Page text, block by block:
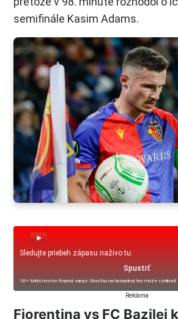
semifinále Kasim Adams.
Sledujte priebeh zápasu naživo tu:
Spustiť
18+ Ministerstvo financií varuje: Účasťou na hazardnej hre môže vzniknúť
Reklama
Fiorentina vs FC Bazilej